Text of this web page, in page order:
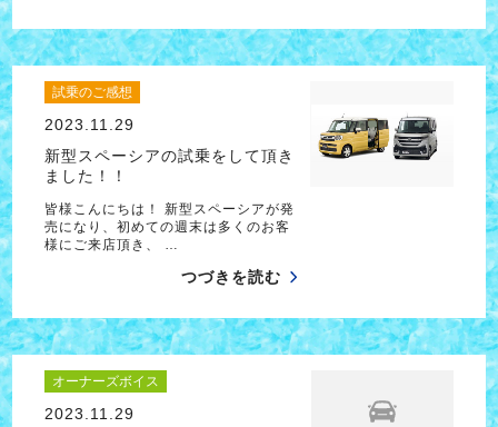
試乗のご感想
2023.11.29
新型スペーシアの試乗をして頂き
ました！！
皆様こんにちは！ 新型スペーシアが発
売になり、初めての週末は多くのお客
様にご来店頂き、 …
つづきを読む
オーナーズボイス
2023.11.29